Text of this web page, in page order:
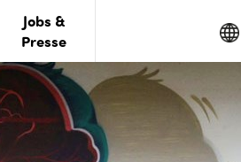
Jobs &
Presse